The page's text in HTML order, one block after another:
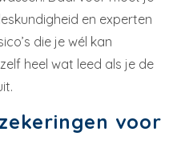
en experten
die je wél kan
heel wat leed als je de
voor